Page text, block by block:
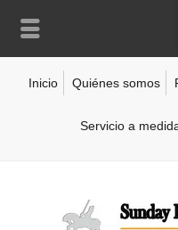
Inicio Quiénes somos
Servicio a